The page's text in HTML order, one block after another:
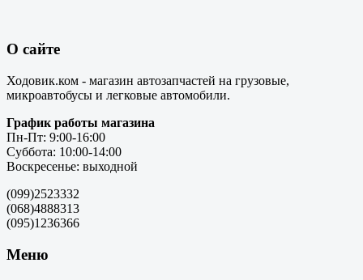
О сайте
Ходовик.ком - магазин автозапчастей на грузовые,
микроавтобусы и легковые автомобили.
График работы магазина
Пн-Пт: 9:00-16:00
Суббота: 10:00-14:00
Воскресенье: выходной
(099)2523332
(068)4888313
(095)1236366
Меню